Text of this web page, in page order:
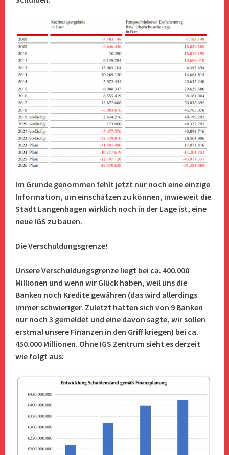
Im Grunde genommen fehlt jetzt nur noch eine einzige
Information, um einschätzen zu können, inwieweit die
Stadt Langenhagen wirklich noch in der Lage ist, eine
neue IGS zu bauen.
Die Verschuldungsgrenze!
Unsere Verschuldungsgrenze liegt bei ca. 400.000
Millionen und wenn wir Glück haben, weil uns die
Banken noch Kredite gewähren (das wird allerdings
immer schwieriger. Zuletzt hatten sich von 9 Banken
nur noch 3 gemeldet und eine davon sagte, wir sollen
erstmal unsere Finanzen in den Griff kriegen) bei ca.
450.000 Millionen. Ohne IGS Zentrum sieht es derzeit
wie folgt aus: